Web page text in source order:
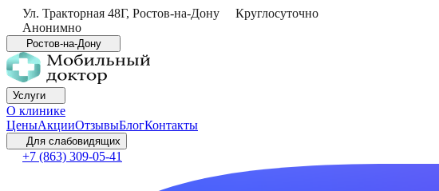
Ул. Тракторная 48Г, Ростов-на-Дону
Круглосуточно
Анонимно
Ростов-на-Дону
Услуги
О клинике
ЦеныАкцииОтзывыБлогКонтакты
Для слабовидящих
+7 (863) 309-05-41